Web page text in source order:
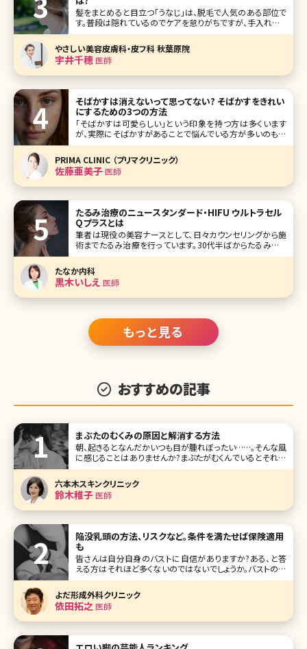
髪をまとめると目立つ「うなじ」は、脱毛で人気のある部位で
す。普段は隠れているのでケアを怠りがちですが、手入れをし
ている人としていない人の差がはっきりと出るパーツでもあ
ります。ここでは、うなじ脱毛のメリットとデメリット、料金、回
数、自己処理の方法、襟足脱毛との違い、気になる範囲など
について解説していき
やさしい美容皮膚科・皮フ科 秋葉原院
宇井千穂医師
そばかすは消えないって思ってない? そばかすをきれい
にするための3つの方法
「そばかすは可愛らしい」という印象を持つ方は多くいます
が、実際にそばかすがあることで悩んでいる方が多いのも事
実。「小さい頃はそばかすって言えたけど、大人になったらた
だのシミって思われる」、そんな友達の発言を聞くこともしば
しばあります。でも現代の美容医療ならそばかすだってきれ
いに治療することが可能なの
PRIMA CLINIC （プリマクリニック）
佐藤亜美子医師
たるみ治療のニュースタンダード・HIFU ウルトラセル
Qプラスとは
筆者は現役の美容ナースとして、日々カウンセリングから施
術までたるみ治療を行っています。30代半ばからたるみやた
るみによるシワはご自身でも気になりだす方が多く、一度の
施術では終わらず納得できるまで長期間かかる根気のいる
治療と言えるでしょう。 また、他人から見た時にはシミよりシ
ワやたるみの方が年齢
たなか内科
黒木いしえ 医師
もっと見る
おすすめの記事
まぶたのむくみの原因と解消する方法
朝、起きるとなんだかいつも目が腫れぼったい……。そんな風
に感じることはありませんか?まぶたがむくんでいるとそれだ
けで目が小さく見えてしまい、顔全体が地味な印象になって
しまいます。逆に言えば、まぶたのむくみを解消するだけで、
目がすっきりとひとまわり大きく見えることもあるのです。こ
こでまぶたのむくみが
六本木スキンクリニック
鈴木稚子医師
陥没乳頭の方法、リスクなど。条件を満たせば保険適用
も
皆さんは自分自身のバストに自信がありますか?ある、と答
える方はそれほど多くないのではないでしょうか。バストの大
きさやハリ、乳頭部分の色など、バストに関する悩みは意外
に多いもの。そのなかでも人に相談しづらいのが、陥没乳頭
（かんぼつにゅうとう）です。陥没乳頭とはその名の通り、乳首
がへこんで内側に入って
よだ形成外科クリニック
依田拓之医師